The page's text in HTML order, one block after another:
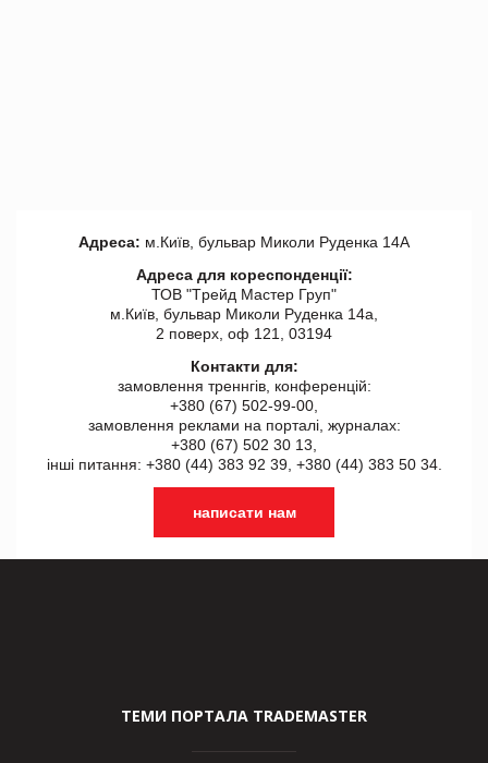
Адреса: м.Київ, бульвар Миколи Руденка 14А
Адреса для кореспонденції:
ТОВ "Tрейд Мастер Груп"
м.Київ, бульвар Миколи Руденка 14а,
2 поверх, оф 121, 03194
Контакти для:
замовлення треннгів, конференцій:
+380 (67) 502-99-00,
замовлення реклами на порталі, журналах:
+380 (67) 502 30 13,
інші питання: +380 (44) 383 92 39, +380 (44) 383 50 34.
написати нам
ТЕМИ ПОРТАЛА TRADEMASTER